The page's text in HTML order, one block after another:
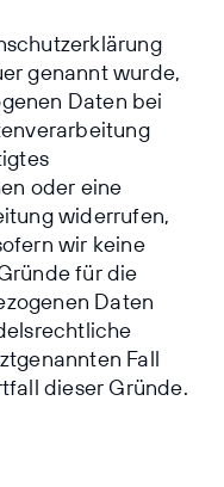
genannt wurde,
Daten bei
oder eine
widerrufen,
wir keine
für die
Daten
Fall
dieser Gründe.